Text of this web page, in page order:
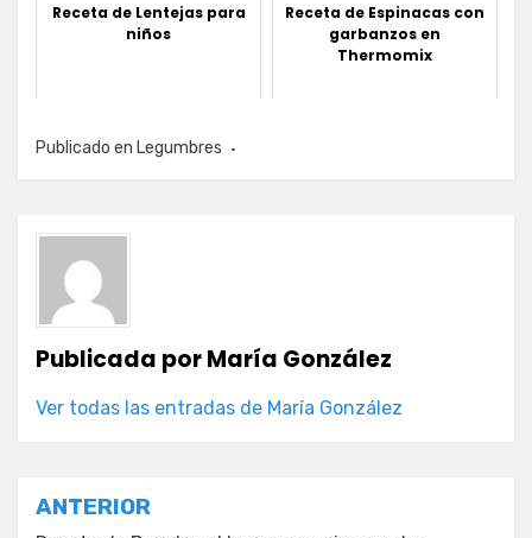
Receta de Lentejas para
niños
Receta de Espinacas con
garbanzos en
Thermomix
Publicado en Legumbres
Publicada porMaría González
Ver todas las entradas de María González
Navegación
ANTERIOR